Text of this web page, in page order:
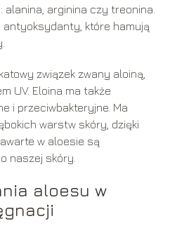
alanina, arginina czy treonina.
które hamują
związek zwany aloiną,
UV. Eloina ma także
i przeciwbakteryjne. Ma
warstw skóry, dzięki
w aloesie są
naszej skóry.
aloesu w